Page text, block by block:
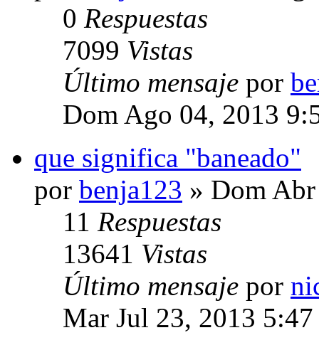
0 Respuestas
7099 Vistas
Último mensaje por
Dom Ago 04, 2013
que significa "baneado"
por benja123 » Dom
11 Respuestas
13641 Vistas
Último mensaje por
Mar Jul 23, 2013 5:47